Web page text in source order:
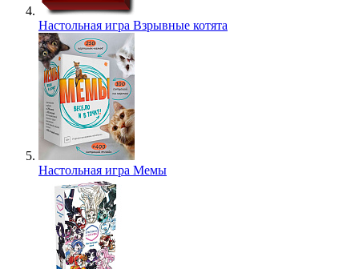
Настольная игра Взрывные котята
Настольная игра Мемы